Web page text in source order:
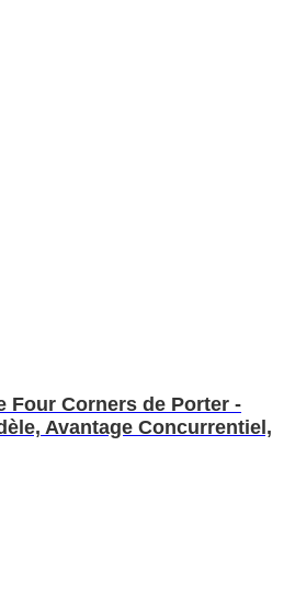
Four Corners de Porter -
Avantage Concurrentiel,